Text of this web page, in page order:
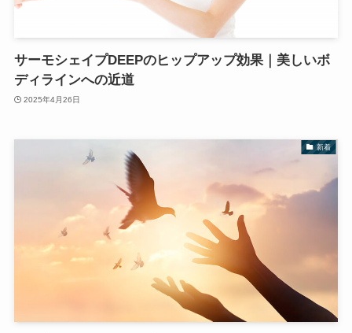
サーモシェイプDEEPのヒップアップ効果｜美しいボ
ディラインへの近道
2025年4月26日
新着